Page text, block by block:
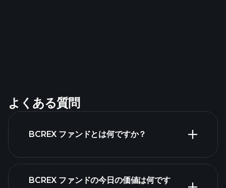
よくある質問
BCREX ファンドとは何ですか？
BCREX ファンドの今日の価値は何です